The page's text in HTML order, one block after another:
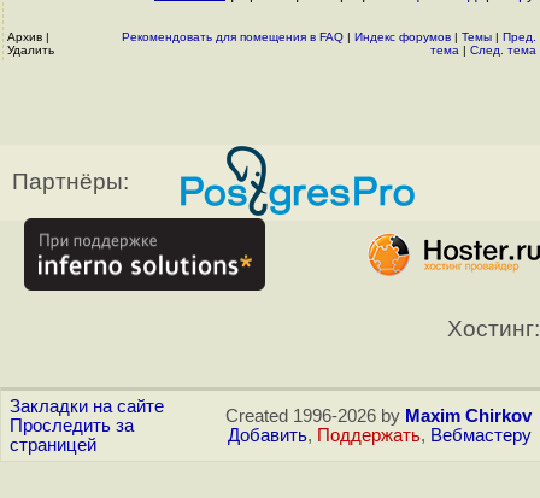
Архив |
Удалить
Рекомендовать для помещения в FAQ | Индекс форумов | Темы | Пред.
тема | След. тема
Партнёры:
Хостинг:
Закладки на сайте
Проследить за
страницей
Created 1996-2026 by Maxim Chirkov
Добавить, Поддержать, Вебмастеру